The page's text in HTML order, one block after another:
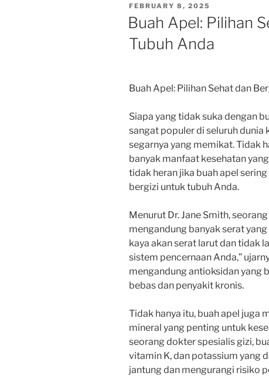
POSTED
FEBRUARY 8, 2025
Buah Apel: Pilihan
Tubuh Anda
Buah Apel: Pilihan Sehat dan
Siapa yang tidak suka dengan
sangat populer di seluruh dunia
segarnya yang memikat. Tidak
banyak manfaat kesehatan
tidak heran jika buah apel
bergizi untuk tubuh Anda.
Menurut Dr. Jane Smith,
mengandung banyak serat
kaya akan serat larut dan tidak
sistem pencernaan Anda,”
mengandung antioksidan yang
bebas dan penyakit kronis.
Tidak hanya itu, buah apel juga
mineral yang penting untuk
seorang dokter spesialis gizi,
vitamin K, dan potassium yang
jantung dan mengurangi risiko